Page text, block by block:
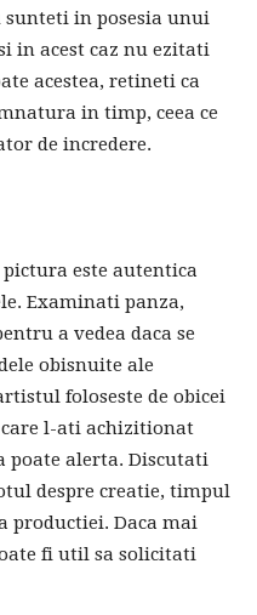
sunteti in posesia unui
in acest caz nu ezitati
acestea, retineti ca
in timp, ceea ce
de incredere.
pictura este autentica
Examinati panza,
a vedea daca se
obisnuite ale
foloseste de obicei
l-ati achizitionat
poate alerta. Discutati
despre creatie, timpul
productiei. Daca mai
fi util sa solicitati